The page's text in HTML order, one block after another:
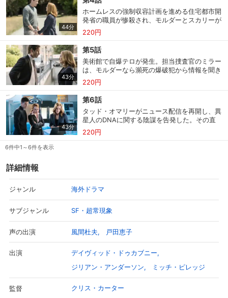
会員設定 会員情報 閉じる
会員情報変更
基本情報、本人連絡先、パスワード 、クレ
ジットカード情報の変更が可能です。
決済方法変更
購入明細
Myクーポン
購入履歴
レンタル、購入、定額見放題の購入履歴の
確認が可能です。こちらから視聴いただく
と便利です。
お気に入り
お気に入りに登録した作品を確認できま
す。お気に入りに追加した作品の削除も可
44分
ホームレスの強制収容計画を進める住宅都市開
発省の職員が惨殺され、モルダーとスカリーが
捜査にあたる。しかしそこへ、スカリーの母が
危篤との連絡が入り、彼女は病院へ。
220円
43分
第5話
美術館で自爆テロが発生。担当捜査官のミラー
は、モルダーなら瀕死の爆破犯から情報を聞き
出す方法を知っているかと、相棒のアインシュ
タインと共にＸファイル課を訪ねる。
220円
43分
第6話
タッド・オマリーがニュース配信を再開し、異
星人のDNAに関する陰謀を告発した。その直
後、モルダーが失踪。病院には各種の感染症に
かかった患者があふれ始める。
220円
6件中1～6件を表示
詳細情報
ジャンル 海外ドラマ
サブジャンル SF・超常現象
声の出演 風間杜夫 戸田恵子
出演
デイヴィッド・ドゥカブニー
ジリアン・アンダーソン
ミッチ・ピレッジ
監督 クリス・カーター